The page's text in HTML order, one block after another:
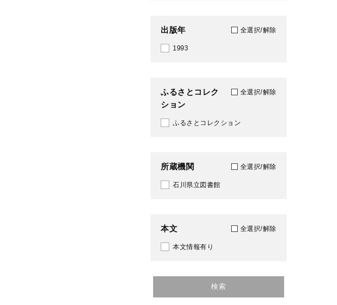
出版年 全選択/解除
1993
ふるさとコレク
ション
全選択/解除
ふるさとコレクション
所蔵機関 全選択/解除
石川県立図書館
本文 全選択/解除
本文情報有り
検索